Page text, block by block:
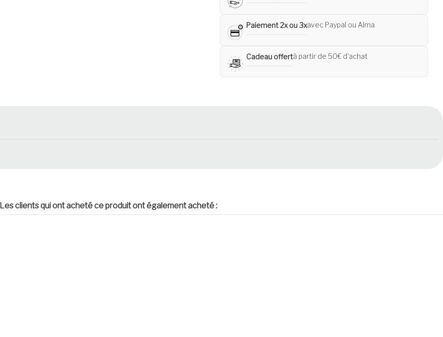
Paiement 2x ou 3xavec Paypal ou Alma
Cadeau offertà partir de 50€ d'achat
Les clients qui ont acheté ce produit ont également acheté :